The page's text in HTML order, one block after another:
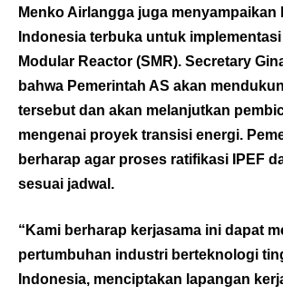
Menko Airlangga juga menyampaikan
Indonesia terbuka untuk implementasi
Modular Reactor (SMR). Secretary
bahwa Pemerintah AS akan
tersebut dan akan melanjutkan
mengenai proyek transisi energi.
berharap agar proses ratifikasi IPEF
sesuai jadwal.
“Kami berharap kerjasama ini dapat
pertumbuhan industri berteknologi
Indonesia, menciptakan lapangan